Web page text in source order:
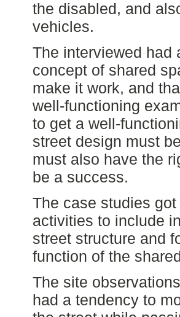
the disabled, and
vehicles.
The interviewed had
concept of shared
make it work, and
well-functioning
to get a well-
street design must
must also have the
be a success.
The case studies
activities to include
street structure and
function of the
The site
had a tendency to